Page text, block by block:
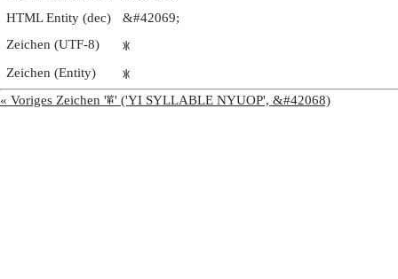
HTML Entity (dec)
&#42069;
Zeichen (UTF-8)
ꑕ
Zeichen (Entity)
ꑕ
« Voriges Zeichen 'ꑔ' ('YI SYLLABLE NYUOP', &#42068)